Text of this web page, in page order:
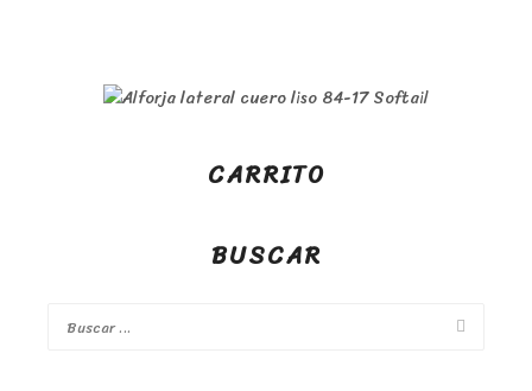
CARRITO
BUSCAR